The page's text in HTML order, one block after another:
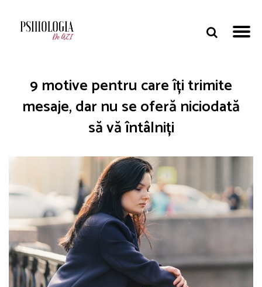
9 motive pentru care îți trimite
mesaje, dar nu se oferă niciodată
să vă întâlniți